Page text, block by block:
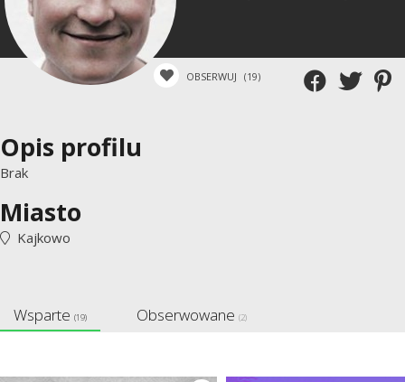
OBSERWUJ (19)
Opis profilu
Brak
Miasto
Kajkowo
Wsparte (19) Obserwowane (2)